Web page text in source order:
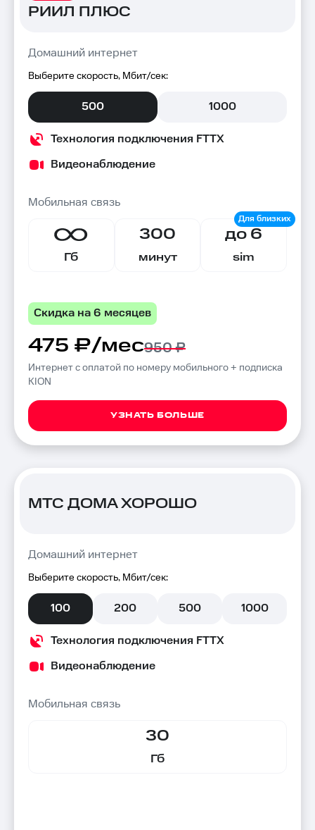
РИИЛ ПЛЮС
Домашний интернет
Выберите скорость, Мбит/сек:
500 1000
Технология подключения FTTX
Видеонаблюдение
Мобильная связь
Гб
300
минут
до 6
sim
Скидка на 6 месяцев
475 ₽/мес950 ₽
Интернет с оплатой по номеру мобильного + подписка
KION
УЗНАТЬ БОЛЬШЕ
МТС ДОМА ХОРОШО
Домашний интернет
Выберите скорость, Мбит/сек:
100 200 500 1000
Технология подключения FTTX
Видеонаблюдение
Мобильная связь
30
Гб